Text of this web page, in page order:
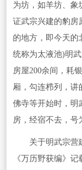
为坊，如羊坊、象
证武宗兴建的豹房
的地方，即今天的
统称为太液池)明
房屋200余间，耗
厢，勾连栉列，讲
佛寺等开始时，明
房，经宿不去，号
关于明武宗营建
《万历野获编》